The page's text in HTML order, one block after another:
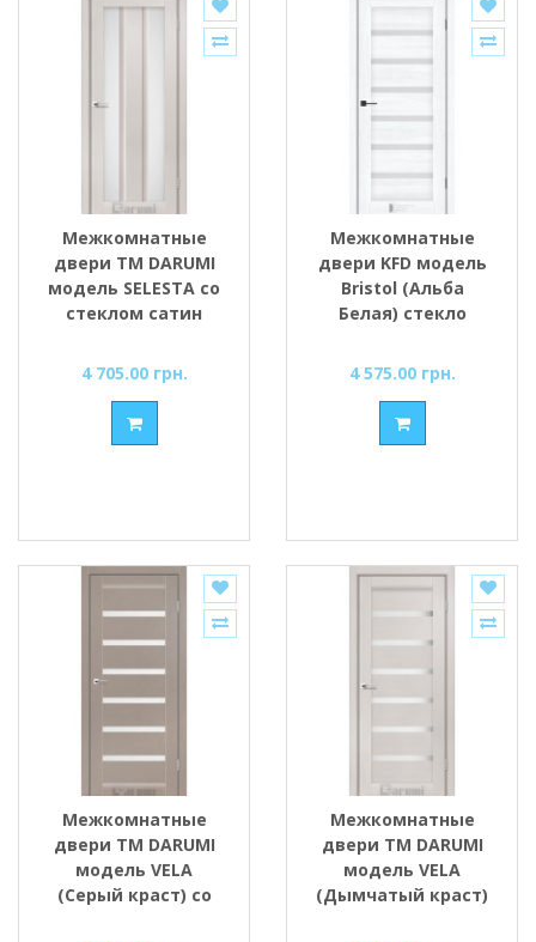
Межкомнатные
двери ТМ DARUMI
модель SELESTA со
стеклом сатин
4 705.00 грн.
Межкомнатные
двери KFD модель
Bristol (Альба
Белая) стекло
4 575.00 грн.
Межкомнатные
двери ТМ DARUMI
модель VELA
(Серый краст) со
Межкомнатные
двери ТМ DARUMI
модель VELA
(Дымчатый краст)